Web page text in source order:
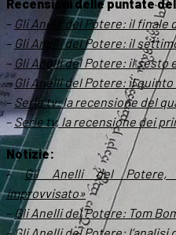
Recensioni delle puntate
– Gli Anelli del Potere: il finale
– Gli Anelli del Potere: il
– Gli Anelli del Potere: il sesto
–Gli Anelli del Potere: il
– Serie tv: la recensione del
–Serie tv, la recensione dei
Notizie:
–Gli Anelli del Potere,
improvvisato»
–Gli Anelli del Potere: Tom